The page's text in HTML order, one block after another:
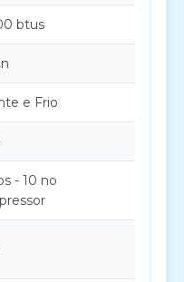
btus
e Frio
- 10 no